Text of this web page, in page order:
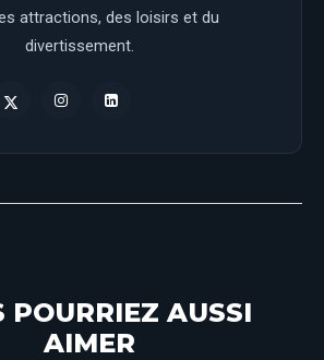
attractions, des loisirs et du
divertissement.
POURRIEZ AUSSI
AIMER